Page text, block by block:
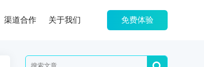
免费体验
渠道合作 关于我们